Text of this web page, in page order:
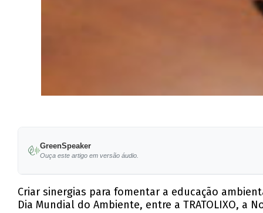
GreenSpeaker
Ouça este artigo em versão áudio.
Criar sinergias para fomentar a educação
Dia Mundial do Ambiente, entre a TRATOLIXO, a